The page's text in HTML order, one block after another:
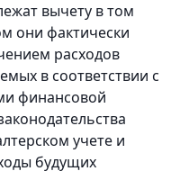
вычету в том
они фактически
расходов
в соответствии с
финансовой
учете и
будущих